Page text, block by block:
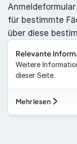
für bestimmte
über diese
Relevante
Weitere
dieser Seite.
Mehr lesen